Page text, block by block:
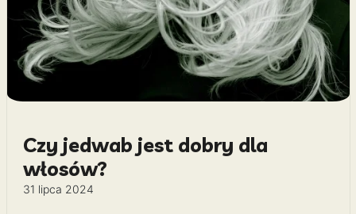
Czy jedwab jest dobry dla
włosów?
31 lipca 2024